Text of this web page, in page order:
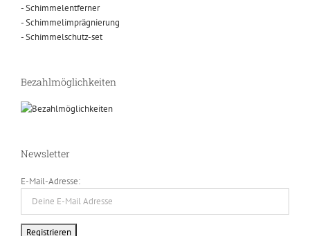
- Schimmelentferner
- Schimmelimprägnierung
- Schimmelschutz-set
Bezahlmöglichkeiten
Newsletter
E-Mail-Adresse: